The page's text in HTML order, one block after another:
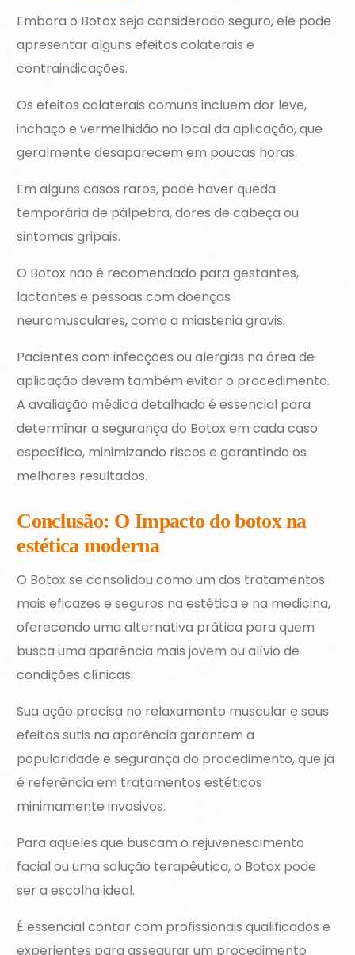
Embora o Botox seja considerado seguro, ele pode
apresentar alguns efeitos colaterais e
contraindicações.
Os efeitos colaterais comuns incluem dor leve,
inchaço e vermelhidão no local da aplicação, que
geralmente desaparecem em poucas horas.
Em alguns casos raros, pode haver queda
temporária de pálpebra, dores de cabeça ou
sintomas gripais.
O Botox não é recomendado para gestantes,
lactantes e pessoas com doenças
neuromusculares, como a miastenia gravis.
Pacientes com infecções ou alergias na área de
aplicação devem também evitar o procedimento.
A avaliação médica detalhada é essencial para
determinar a segurança do Botox em cada caso
específico, minimizando riscos e garantindo os
melhores resultados.
Conclusão: O Impacto do botox na
estética moderna
O Botox se consolidou como um dos tratamentos
mais eficazes e seguros na estética e na medicina,
oferecendo uma alternativa prática para quem
busca uma aparência mais jovem ou alívio de
condições clínicas.
Sua ação precisa no relaxamento muscular e seus
efeitos sutis na aparência garantem a
popularidade e segurança do procedimento, que já
é referência em tratamentos estéticos
minimamente invasivos.
Para aqueles que buscam o rejuvenescimento
facial ou uma solução terapêutica, o Botox pode
ser a escolha ideal.
É essencial contar com profissionais qualificados e
experientes para assegurar um procedimento